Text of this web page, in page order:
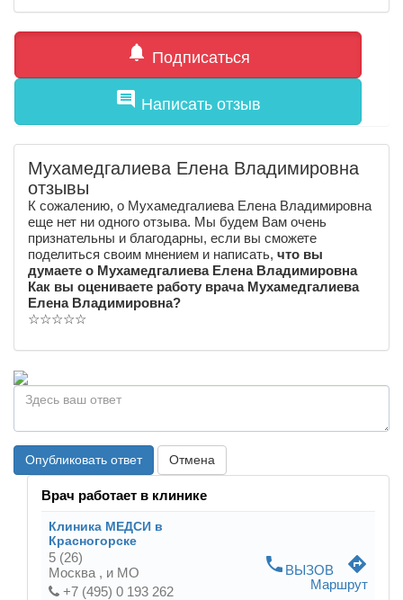
notifications Подписаться
comment Написать отзыв
Мухамедгалиева Елена Владимировна
отзывы
К сожалению, о Мухамедгалиева Елена Владимировна
еще нет ни одного отзыва. Мы будем Вам очень
признательны и благодарны, если вы сможете
поделиться своим мнением и написать, что вы
думаете о Мухамедгалиева Елена Владимировна
Как вы оцениваете работу врача Мухамедгалиева
Елена Владимировна?
☆☆☆☆☆
Опубликовать ответ Отмена
Врач работает в клинике
Клиника МЕДСИ в
Красногорске
5 (26)
Москва , и МО
+7 (495) 0 193 262
phone ВЫЗОВ directions
Маршрут